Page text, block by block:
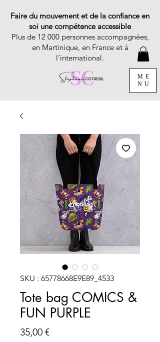
Faire du mouvement et de la confiance en
soi une compétence accessible
Plus de 12 000 personnes accompagnées,
en Martinique, en France et à
l’international.
ME
NU
SKU : 65778668E9E89_4533
Tote bag COMICS &
FUN PURPLE
35,00 €Prix